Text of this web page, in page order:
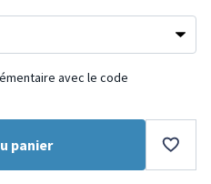
avec le code
panier